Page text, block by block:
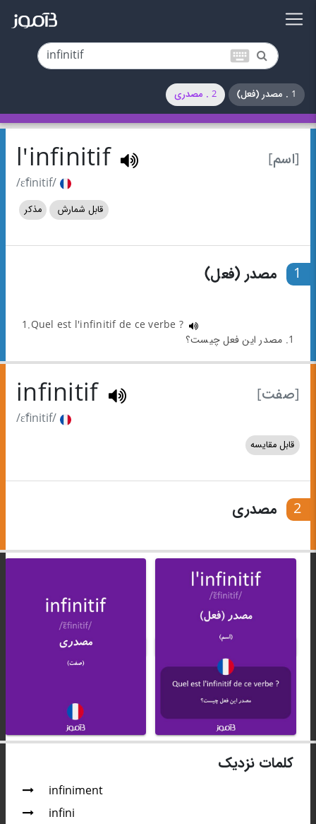
keyboard
1 . مصدر (فعل) 2 . مصدری
[اسم] l'infinitif
/ɛ̃finitif/
قابل شمارش مذکر
1 مصدر (فعل)
1.Quel est l'infinitif de ce verbe ?
1. مصدر این فعل چیست؟
[صفت] infinitif
/ɛ̃finitif/
قابل مقایسه
2 مصدری
کلمات نزدیک
infiniment
infini